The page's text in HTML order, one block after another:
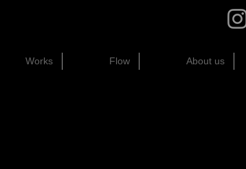
Works Flow About us